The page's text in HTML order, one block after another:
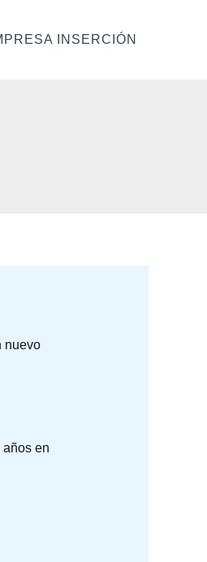
INSERCIÓN
nuevo
en